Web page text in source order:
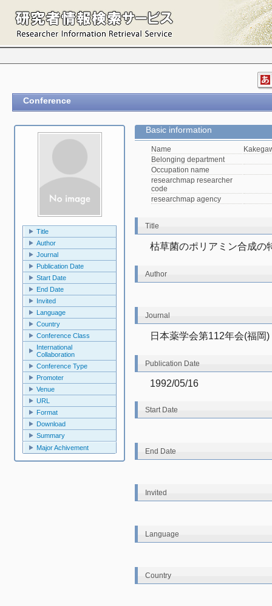
Conference
Title
Author
Journal
Publication Date
Start Date
End Date
Invited
Language
Country
Conference Class
International
Collaboration
Conference Type
Promoter
Venue
URL
Format
Download
Summary
Major Achivement
Basic information
Name
Belonging department
Occupation name
researchmap researcher
code
researchmap agency
Title
枯草菌のポリアミン合成
Author
Journal
日本薬学会第112年会(福
Publication Date
1992/05/16
Start Date
End Date
Invited
Language
Country